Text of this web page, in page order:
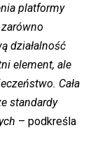
platformy
działalność
element, ale
Cała
standardy
– podkreśla